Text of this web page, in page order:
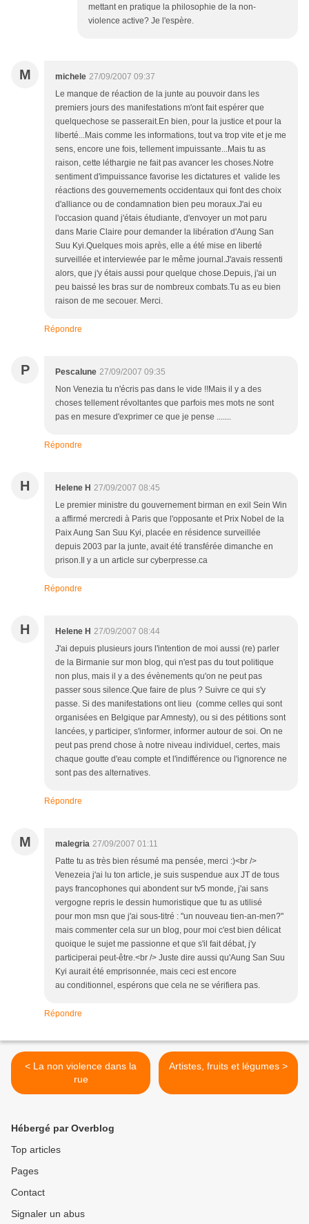
mettant en pratique la philosophie de la non-
violence active? Je l'espère.
M michele 27/09/2007 09:37
Le manque de réaction de la junte au pouvoir dans les
premiers jours des manifestations m'ont fait espérer que
quelquechose se passerait.En bien, pour la justice et pour la
liberté...Mais comme les informations, tout va trop vite et je me
sens, encore une fois, tellement impuissante...Mais tu as
raison, cette léthargie ne fait pas avancer les choses.Notre
sentiment d'impuissance favorise les dictatures et valide les
réactions des gouvernements occidentaux qui font des choix
d'alliance ou de condamnation bien peu moraux.J'ai eu
l'occasion quand j'étais étudiante, d'envoyer un mot paru
dans Marie Claire pour demander la libération d'Aung San
Suu Kyi.Quelques mois après, elle a été mise en liberté
surveillée et interviewée par le même journal.J'avais ressenti
alors, que j'y étais aussi pour quelque chose.Depuis, j'ai un
peu baissé les bras sur de nombreux combats.Tu as eu bien
raison de me secouer. Merci.
Répondre
P Pescalune 27/09/2007 09:35
Non Venezia tu n'écris pas dans le vide !!Mais il y a des
choses tellement révoltantes que parfois mes mots ne sont
pas en mesure d'exprimer ce que je pense .......
Répondre
H Helene H 27/09/2007 08:45
Le premier ministre du gouvernement birman en exil Sein Win
a affirmé mercredi à Paris que l'opposante et Prix Nobel de la
Paix Aung San Suu Kyi, placée en résidence surveillée
depuis 2003 par la junte, avait été transférée dimanche en
prison.Il y a un article sur cyberpresse.ca
Répondre
H Helene H 27/09/2007 08:44
J'ai depuis plusieurs jours l'intention de moi aussi (re) parler
de la Birmanie sur mon blog, qui n'est pas du tout politique
non plus, mais il y a des évènements qu'on ne peut pas
passer sous silence.Que faire de plus ? Suivre ce qui s'y
passe. Si des manifestations ont lieu (comme celles qui sont
organisées en Belgique par Amnesty), ou si des pétitions sont
lancées, y participer, s'informer, informer autour de soi. On ne
peut pas prend chose à notre niveau individuel, certes, mais
chaque goutte d'eau compte et l'indifférence ou l'ignorence ne
sont pas des alternatives.
Répondre
M malegria 27/09/2007 01:11
Patte tu as très bien résumé ma pensée, merci :)<br />
Venezeia j'ai lu ton article, je suis suspendue aux JT de tous
pays francophones qui abondent sur tv5 monde, j'ai sans
vergogne repris le dessin humoristique que tu as utilisé
pour mon msn que j'ai sous-titré : "un nouveau tien-an-men?"
mais commenter cela sur un blog, pour moi c'est bien délicat
quoique le sujet me passionne et que s'il fait débat, j'y
participerai peut-être.<br /> Juste dire aussi qu'Aung San Suu
Kyi aurait été emprisonnée, mais ceci est encore
au conditionnel, espérons que cela ne se vérifiera pas.
Répondre
< La non violence dans la
rue
Artistes, fruits et légumes >
Hébergé par Overblog
Top articles
Pages
Contact
Signaler un abus